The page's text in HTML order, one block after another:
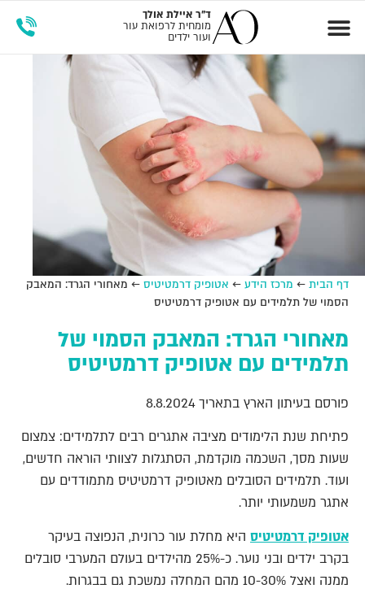
ד"ר איילת אולך
מומחית לרפואת עור
ועור ילדים
דף הבית ← מרכז הידע ← אטופיק דרמטיטיס ← מאחורי הגרד: המאבק
הסמוי של תלמידים עם אטופיק דרמטיטיס
מאחורי הגרד: המאבק הסמוי של
תלמידים עם אטופיק דרמטיטיס
פורסם בעיתון הארץ בתאריך 8.8.2024
פתיחת שנת הלימודים מציבה אתגרים רבים לתלמידים: צמצום
שעות מסך, השכמה מוקדמת, הסתגלות לצוותי הוראה חדשים,
ועוד. תלמידים הסובלים מאטופיק דרמטיטיס מתמודדים עם
אתגר משמעותי יותר.
אטופיק דרמטיטיס היא מחלת עור כרונית, הנפוצה בעיקר
בקרב ילדים ובני נוער. כ-25% מהילדים בעולם המערבי סובלים
ממנה ואצל 10-30% מהם המחלה נמשכת גם בבגרות.